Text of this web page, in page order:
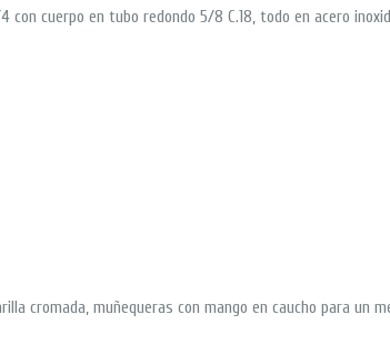
cuerpo en tubo redondo 5/8 C.18, todo en acero
cromada, muñequeras con mango en caucho para un